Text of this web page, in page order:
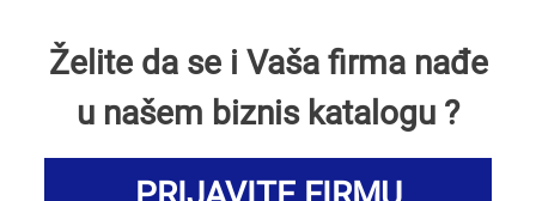
Želite da se i Vaša firma nađe
u našem biznis katalogu ?